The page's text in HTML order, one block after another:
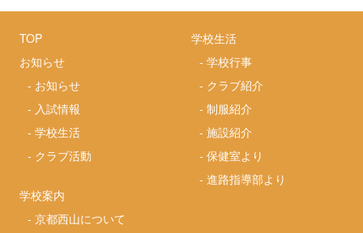
TOP
お知らせ
- お知らせ
- 入試情報
-学校生活
- クラブ活動
学校案内
-京都西山について
学校生活
-学校行事
- クラブ紹介
-制服紹介
-施設紹介
-保健室より
-進路指導部より